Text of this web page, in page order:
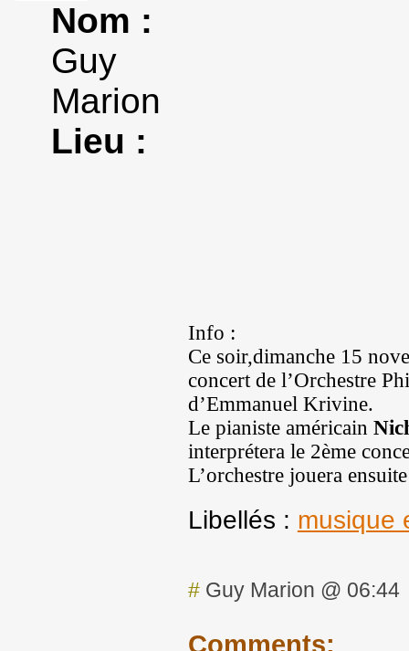
Info :
Ce soir,dimanche 15
concert de l’Orchestre
d’Emmanuel Krivine.
Le pianiste américain
interprétera le 2ème
L’orchestre jouera
Libellés : musique
#Guy Marion @ 06:44
Comments:
Nom :
Guy
Marion
Lieu :